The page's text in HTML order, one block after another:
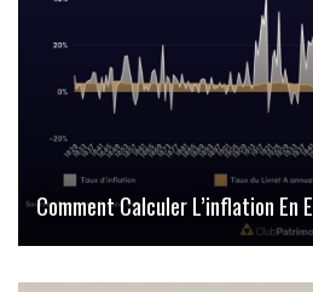
Comment Calculer L’inflation En